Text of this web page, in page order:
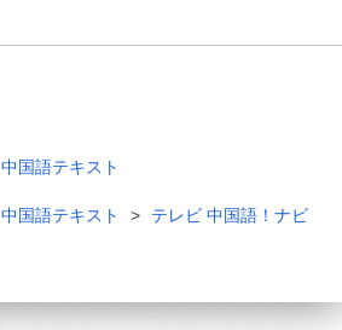
中国語テキスト
中国語テキスト テレビ 中国語！ナビ